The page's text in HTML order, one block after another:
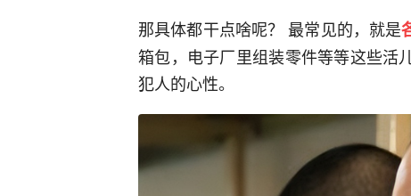
那具体都干点啥呢？ 最常见的，就是
箱包，电子厂里组装零件等等这些活
犯人的心性。